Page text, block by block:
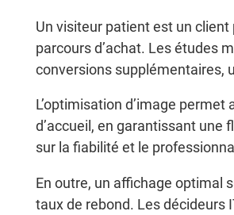
Un visiteur patient est un
parcours d’achat. Les études
conversions supplémentaires,
L’optimisation d’image
d’accueil, en garantissant une
sur la fiabilité et le
En outre, un affichage optimal
taux de rebond. Les décideurs